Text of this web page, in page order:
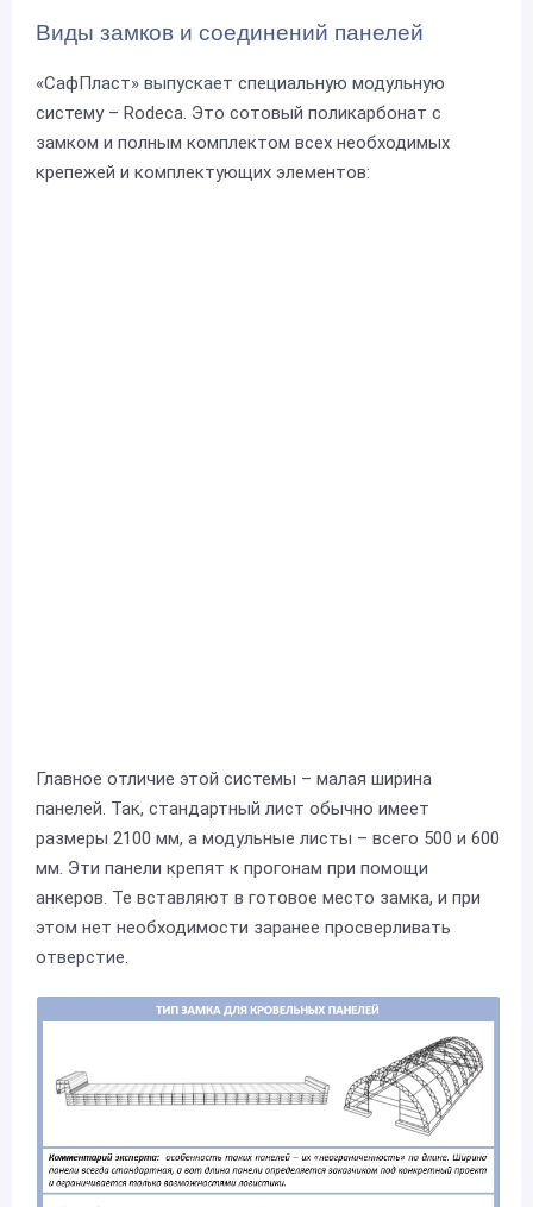
Виды замков и соединений панелей
«СафПласт» выпускает специальную модульную
систему – Rodeca. Это сотовый поликарбонат с
замком и полным комплектом всех необходимых
крепежей и комплектующих элементов:
Главное отличие этой системы – малая ширина
панелей. Так, стандартный лист обычно имеет
размеры 2100 мм, а модульные листы – всего 500 и 600
мм. Эти панели крепят к прогонам при помощи
анкеров. Те вставляют в готовое место замка, и при
этом нет необходимости заранее просверливать
отверстие.